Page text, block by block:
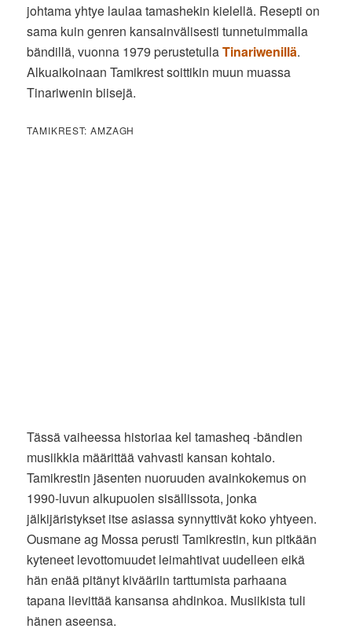
johtama yhtye laulaa tamashekin kielellä. Resepti on
sama kuin genren kansainvälisesti tunnetuimmalla
bändillä, vuonna 1979 perustetullaTinariwenillä.
Alkuaikoinaan Tamikrest soittikin muun muassa
Tinariwenin biisejä.
TAMIKREST: AMZAGH
Tässä vaiheessa historiaa kel tamasheq -bändien
musiikkia määrittää vahvasti kansan kohtalo.
Tamikrestin jäsenten nuoruuden avainkokemus on
1990-luvun alkupuolen sisällissota, jonka
jälkijäristykset itse asiassa synnyttivät koko yhtyeen.
Ousmane ag Mossa perusti Tamikrestin, kun pitkään
kyteneet levottomuudet leimahtivat uudelleen eikä
hän enää pitänyt kivääriin tarttumista parhaana
tapana lievittää kansansa ahdinkoa. Musiikista tuli
hänen aseensa.